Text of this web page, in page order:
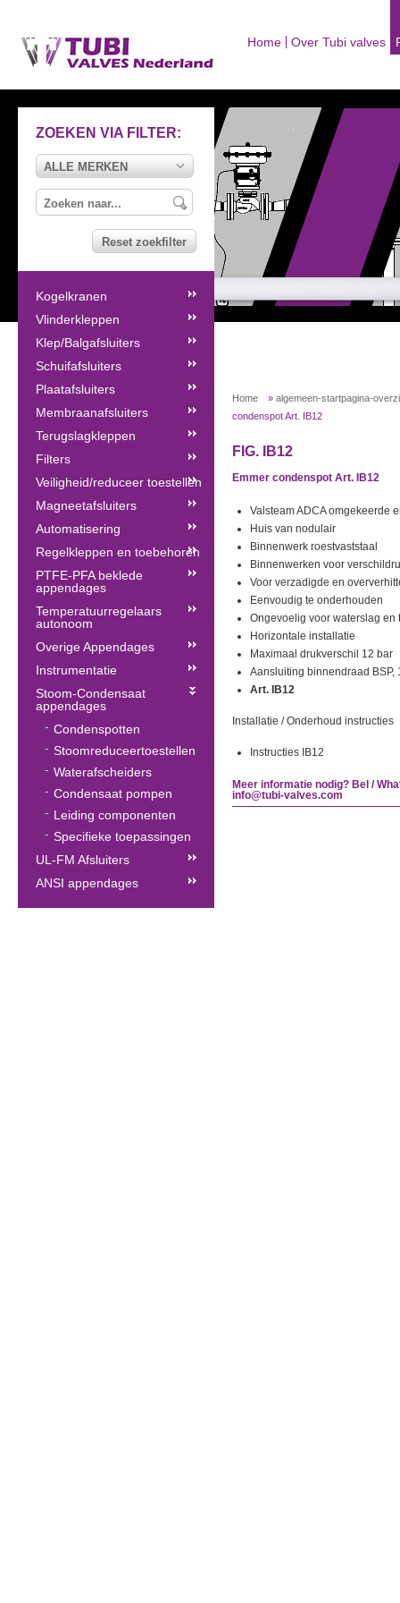
Home Over Tubi valves
Home » algemeen-startpagina-
condenspot Art. IB12
FIG. IB12
Emmer condenspot Art. IB12
Valsteam ADCA omgekeerde
Huis van nodulair
Binnenwerk roestvaststaal
Binnenwerken voor
Voor verzadigde en
Eenvoudig te onderhouden
Ongevoelig voor waterslag en
Horizontale installatie
Maximaal drukverschil 12 bar
Aansluiting binnendraad BSP,
Art. IB12
Installatie / Onderhoud instructies
Instructies IB12
Meer informatie nodig? Bel /
info@tubi-valves.com
ZOEKEN VIA FILTER:
ALLE MERKEN
Reset zoekfilter
Kogelkranen
Vlinderkleppen
Klep/Balgafsluiters
Schuifafsluiters
Plaatafsluiters
Membraanafsluiters
Terugslagkleppen
Filters
Veiligheid/reduceer toestellen
Magneetafsluiters
Automatisering
Regelkleppen en toebehoren
PTFE-PFA beklede
appendages
Temperatuurregelaars
autonoom
Overige Appendages
Instrumentatie
Stoom-Condensaat
appendages
Condenspotten
Stoomreduceertoestellen
Waterafscheiders
Condensaat pompen
Leiding componenten
Specifieke toepassingen
UL-FM Afsluiters
ANSI appendages